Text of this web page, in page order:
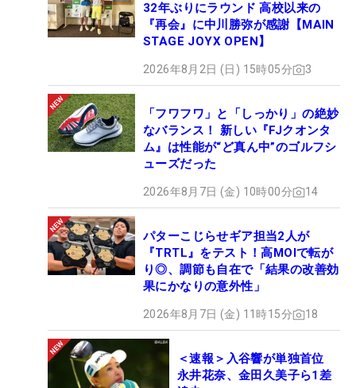
32年ぶりにラウンド 高校以来の
『再会』に中川勝弥が感謝【MAIN
STAGE JOYX OPEN】
2026年8月2日 (日) 15時05分 3
「フワフワ」と「しっかり」の絶妙
なバランス！ 新しい『FJクオンタ
ム』は性能が“ど真ん中”のゴルフシ
ューズだった
2026年8月7日 (金) 10時00分 14
パターこじらせギア担当2人が
『TRTL』をテスト！高MOIで転が
り◎、調節も自在で「結果の改善効
果にかなりの意外性」
2026年8月7日 (金) 11時15分 18
＜速報＞入谷響が単独首位
永井花奈、金田久美子ら1差